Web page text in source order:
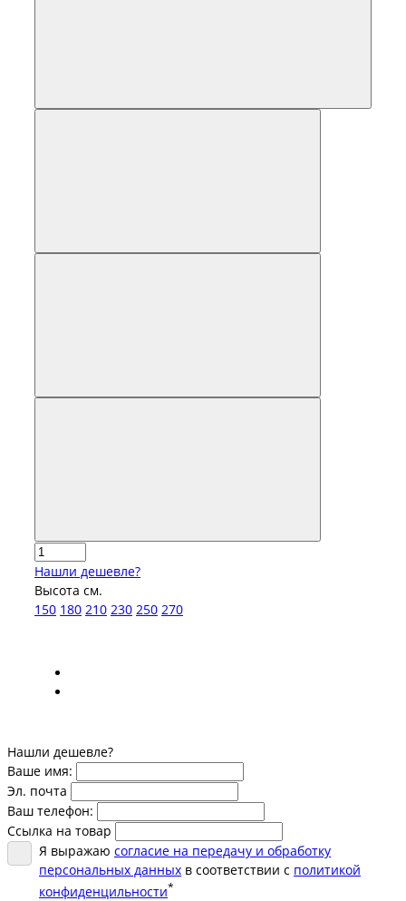
Нашли дешевле?
Высота см.
150 180 210 230 250 270
Нашли дешевле?
Ваше имя:
Эл. почта
Ваш телефон:
Ссылка на товар
Я выражаю согласие на передачу и обработку
персональных данных в соответствии с политикой
конфиденцильности*